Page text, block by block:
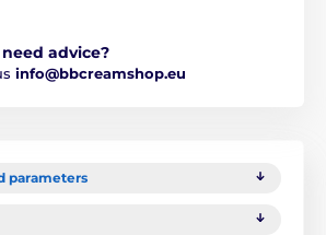
advice?
info@bbcreamshop.eu
parameters